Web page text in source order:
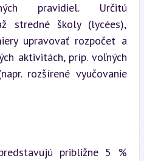
pravidiel. Určitú
stredné školy (lycées),
upravovať rozpočet a
aktivitách, príp. voľných
rozšírené vyučovanie
približne 5 %